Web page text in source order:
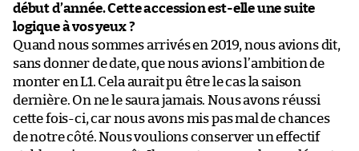
début d’année. Cette accession est-elle une suite
logique à vos yeux ?
Quand nous sommes arrivés en 2019, nous avions dit,
sans donner de date, que nous avions l’ambition de
monter en L1. Cela aurait pu être le cas la saison
dernière. On ne le saura jamais. Nous avons réussi
cette fois-ci, car nous avons mis pas mal de chances
de notre côté. Nous voulions conserver un effectif